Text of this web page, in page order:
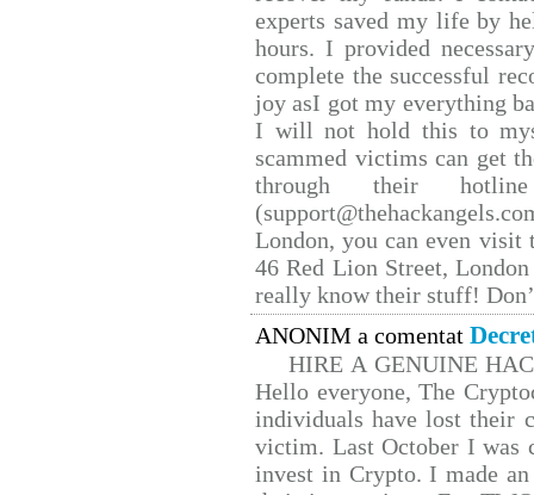
experts saved my life by
hours. I provided
complete the successful
joy asI got my everything
I will not hold this to
scammed victims can get
through their hotline
London, you can even
46 Red Lion Street,
really know their stuff!
ANONIM a comentat
HIRE A GENUINE
Hello everyone, The
individuals have lost their
victim. Last October I was
invest in Crypto. I made